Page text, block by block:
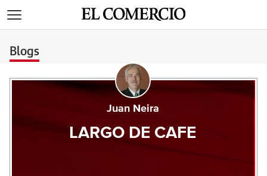
Blogs
Juan Neira
LARGO DE CAFE